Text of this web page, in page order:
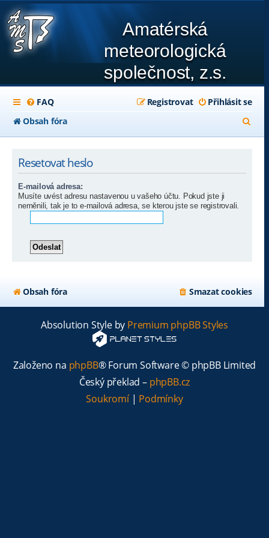
Amatérská
meteorologická
společnost, z.s.
FAQ Přihlásit se
Registrovat
Obsah fóra
l
Resetovat heslo
E-mailová adresa:
Musíte uvést adresu nastavenou u vašeho účtu. Pokud jste ji
neměnili, tak je to e-mailová adresa, se kterou jste se registrovali.
Obsah fóra Smazat cookies
Absolution Style by Premium phpBB Styles
Založeno na phpBB® Forum Software © phpBB Limited
Český překlad – phpBB.cz
Soukromí| Podmínky